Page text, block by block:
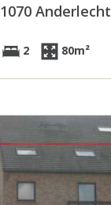
1070 Anderlecht
2 80m²